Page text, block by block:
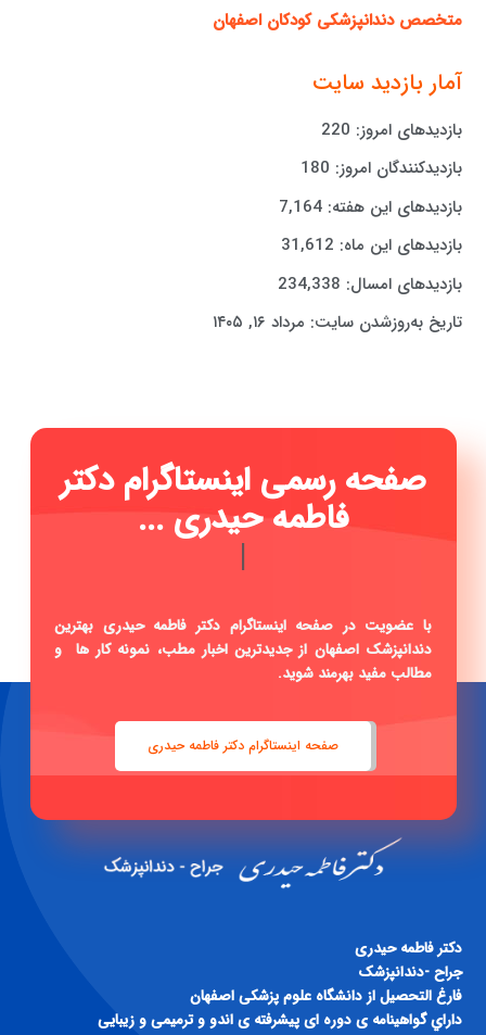
متخصص دندانپزشکی کودکان اصفهان
آمار بازدید سایت
بازدیدهای امروز: 220
بازدیدکنندگان امروز: 180
بازدیدهای این هفته:7,164
بازدیدهای این ماه: 31,612
بازدیدهای امسال: 234,338
تاریخ به‌روزشدن سایت: مرداد ۱۶, ۱۴۰۵
صفحه رسمی اینستاگرام دکتر
فاطمه حیدری ...
|
با عضویت در صفحه اینستاگرام دکتر فاطمه حیدری بهترین
دندانپزشک اصفهان از جدیدترین اخبار مطب، نمونه کار ها و
مطالب مفید بهرمند شوید.
صفحه اینستاگرام دکتر فاطمه حیدری
دكتر فاطمه حيدری
جراح -دندانپزشک
فارغ التحصيل از دانشگاه علوم پزشكی اصفهان
داراي گواهينامه ی دوره ای پيشرفته ی اندو و ترميمی و زيبايی